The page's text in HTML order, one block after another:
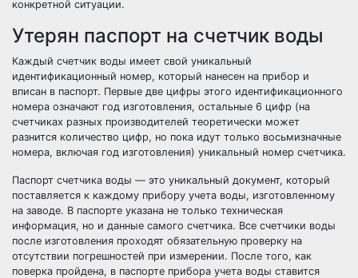
конкретной ситуации.
Утерян паспорт на счетчик воды
Каждый счетчик воды имеет свой уникальный
идентификационный номер, который нанесен на прибор и
вписан в паспорт. Первые две цифры этого идентификационного
номера означают год изготовления, остальные 6 цифр (на
счетчиках разных производителей теоретически может
разнится количество цифр, но пока идут только восьмизначные
номера, включая год изготовления) уникальный номер счетчика.
Паспорт счетчика воды — это уникальный документ, который
поставляется к каждому прибору учета воды, изготовленному
на заводе. В паспорте указана не только техническая
информация, но и данные самого счетчика. Все счетчики воды
после изготовления проходят обязательную проверку на
отсутствии погрешностей при измерении. После того, как
поверка пройдена, в паспорте прибора учета воды ставится